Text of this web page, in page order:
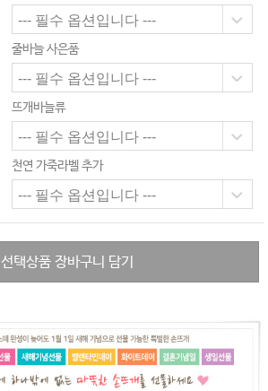
줄바늘 사은품
뜨개바늘류
천연 가죽라벨 추가
선택상품 장바구니 담기